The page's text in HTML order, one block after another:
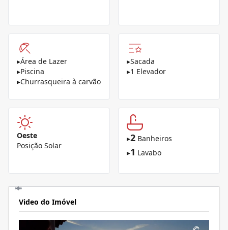
▸Área de Lazer
▸Piscina
▸Churrasqueira à carvão
▸Sacada
▸1 Elevador
Oeste
Posição Solar
▸2 Banheiros
▸1 Lavabo
Video do Imóvel